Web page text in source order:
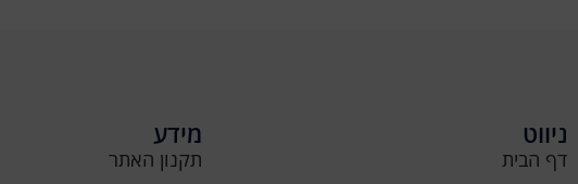
ניווט
דף הבית
מידע
תקנון האתר